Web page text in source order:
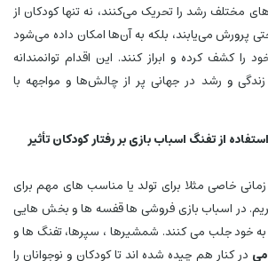
مختلف رشد را تحریک می‌کنند، نه تنها کودکان از
پرورش می‌یابند، بلکه به آن‌ها امکان داده می‌شود
را کشف کرده و ابراز کنند. این اقدام توانمندانه
زندگی و رشد در جهانی پر از چالش‌ها و مواجهه با
از تفنگ اسباب بازی بر رفتار کودکان تأثیر
خاصی مثلا برای تولد یا مناسب های مهم برای
در اسباب بازی فروشی ها قفسه ها و بخش هایی
به خود جلب می کنند. شمشیرها ، سپرها، تفنگ ها و
در کنار هم چیده شده اند تا کودکان و نوجوانان را